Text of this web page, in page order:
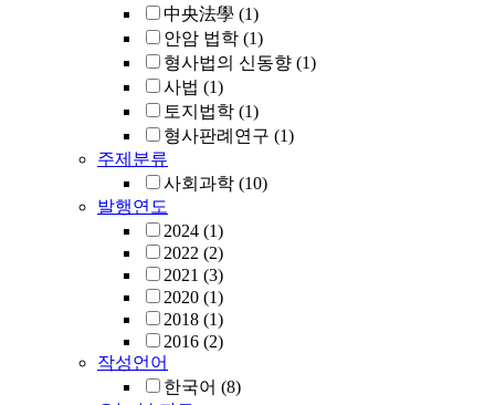
中央法學 (1)
안암 법학 (1)
형사법의 신동향 (1)
사법 (1)
토지법학 (1)
형사판례연구 (1)
주제분류
사회과학 (10)
발행연도
2024 (1)
2022 (2)
2021 (3)
2020 (1)
2018 (1)
2016 (2)
작성언어
한국어 (8)